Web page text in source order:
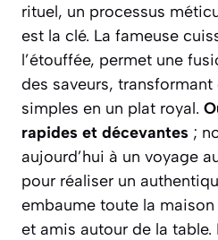
rituel, un processus
est la clé. La fameuse
l’étouffée, permet une
des saveurs,
simples en un plat royal.
rapides et décevantes ;
aujourd’hui à un voyage
pour réaliser un
embaume toute la
et amis autour de la